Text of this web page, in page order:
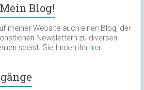
Blog!
meiner Website auch einen Blog, der
Newslettern zu diversen
speist. Sie finden ihn hier.